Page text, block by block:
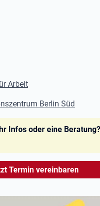
Arbeit
Berlin Süd
Infos oder eine
Termin vereinbaren